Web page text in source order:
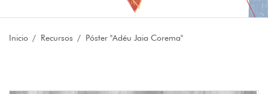
Inicio Recursos Póster "Adéu Jaia Corema"